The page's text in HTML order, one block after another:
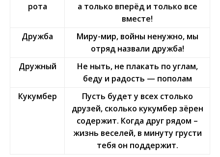
рота
а только вперёд и только все
вместе!
Дружба
Миру-мир, войны ненужно, мы
отряд назвали дружба!
Дружный
Не ныть, не плакать по углам,
беду и радость — пополам
Кукумбер
Пусть будет у всех столько
друзей, сколько кукумбер зёрен
содержит. Когда друг рядом –
жизнь веселей, в минуту грусти
тебя он поддержит.